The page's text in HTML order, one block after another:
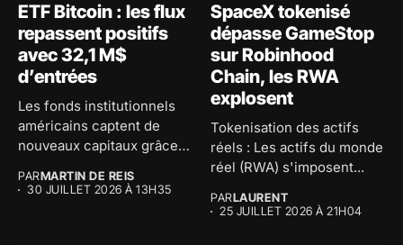
ETF Bitcoin : les flux
repassent positifs
avec 32,1 M$
d’entrées
Les fonds institutionnels
américains captent de
nouveaux capitaux grâce à
PARMARTIN DE REIS
30 JUILLET 2026 À 13H35
SpaceX tokenisé
dépasse GameStop
sur Robinhood
Chain, les RWA
explosent
Tokenisation des actifs
réels : Les actifs du monde
réel (RWA) s'imposent...
PARLAURENT
25 JUILLET 2026 À 21H04